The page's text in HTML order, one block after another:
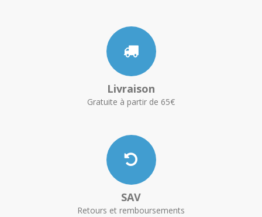
Livraison
Gratuite à partir de 65€
SAV
Retours et remboursements